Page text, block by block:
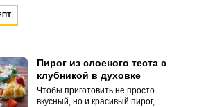
Пирог из слоеного теста с
клубникой в духовке
Чтобы приготовить не просто
вкусный, но и красивый пирог, не